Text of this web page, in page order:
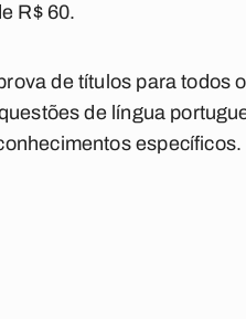
R$ 60.
de títulos para todos
de língua
específicos.